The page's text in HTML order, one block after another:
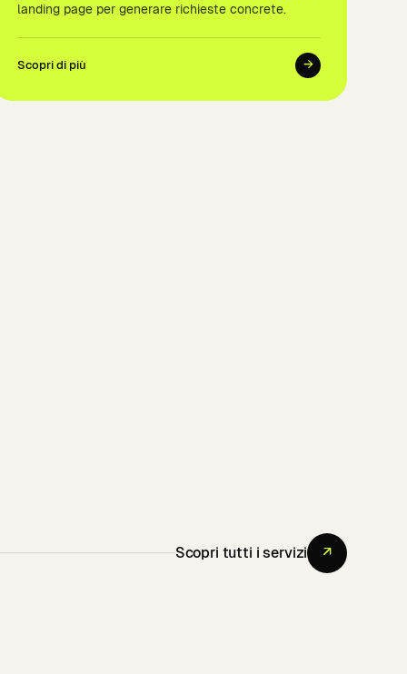
landing page per generare richieste concrete.
Scopri di più →
Scopri tutti i servizi ↗